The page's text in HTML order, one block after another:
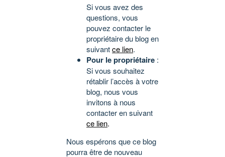
Si vous avez des
questions, vous
pouvez contacter le
propriétaire du blog en
suivantce lien.
Pour le propriétaire :
Si vous souhaitez
rétablir l’accès à votre
blog, nous vous
invitons à nous
contacter en suivant
ce lien.
Nous espérons que ce blog
pourra être de nouveau